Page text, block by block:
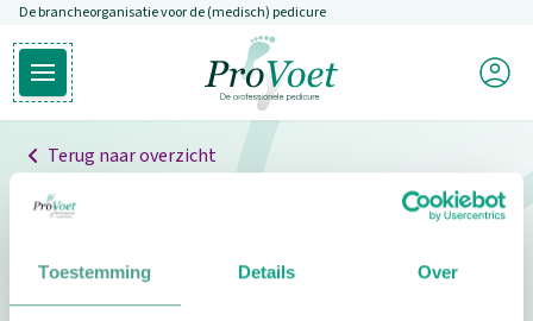
Toestemming Details Over
Overslaan en naar de inhoud gaan
De brancheorganisatie voor de (medisch) pedicure
Open hoofdmenu
Ga naar de homepagina
Mijn
Terug naar overzicht
Professionals
Pedicure niet gevonden